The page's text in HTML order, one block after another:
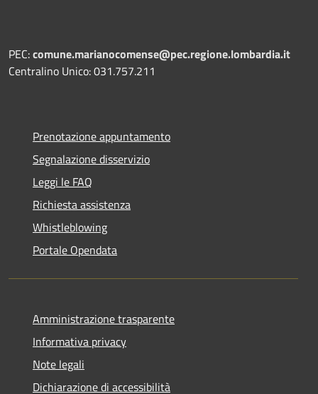
PEC:comune.marianocomense@pec.regione.lombardia.it
Centralino Unico: 031.757.211
Prenotazione appuntamento
Segnalazione disservizio
Leggi le FAQ
Richiesta assistenza
Whistleblowing
Portale Opendata
Amministrazione trasparente
Informativa privacy
Note legali
Dichiarazione di accessibilità